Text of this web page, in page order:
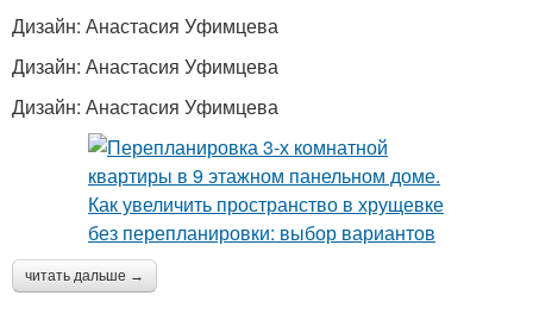
Дизайн: Анастасия Уфимцева
Дизайн: Анастасия Уфимцева
Дизайн: Анастасия Уфимцева
читать дальше →